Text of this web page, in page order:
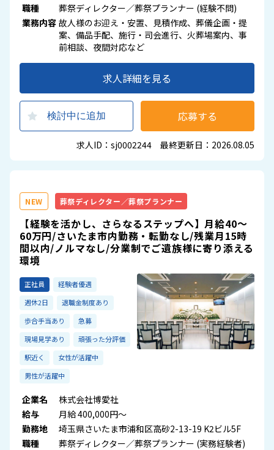
職種
葬祭ディレクター／葬祭プランナー (経験不問)
業務内容 故人様のお迎え・安置、見積作成、葬儀企画・提
案、備品手配、施行・司会進行、火葬場案内、事
前相談、夜間対応など
求人詳細を見る
検討中に追加 応募する
求人ID：sj0002244 最終更新日：2026.08.05
NEW 葬祭ディレクター／葬祭プランナー
【経験を活かし、さらなるステップへ】月給40〜
60万円/さいたま市内勤務・転勤なし/残業月15時
間以内/ノルマなし/分業制でご遺族様に寄り添える
環境
正社員
経験者優遇
週休2日
退職金制度あり
歩合手当あり
急募
現場見学あり
頑張った分評価
駅近く
女性が活躍中
男性が活躍中
企業名
株式会社博愛社
給与
月給 400,000円～
勤務地
埼玉県さいたま市浦和区高砂2-13-19 K2ビル5F
職種
葬祭ディレクター／葬祭プランナー (実務経験者)